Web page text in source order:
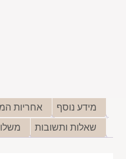
מידע נוסף אחריות
שאלות ותשובות